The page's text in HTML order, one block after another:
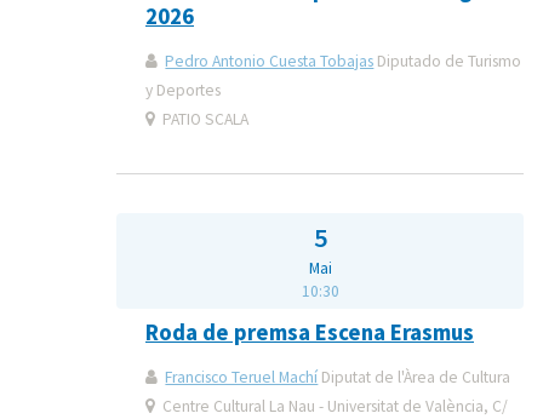
2026
Pedro Antonio Cuesta Tobajas Diputado de Turismo
y Deportes
PATIO SCALA
5
Mai
10:30
Roda de premsa Escena Erasmus
Francisco Teruel Machí Diputat de l'Àrea de Cultura
Centre Cultural La Nau - Universitat de València, C/